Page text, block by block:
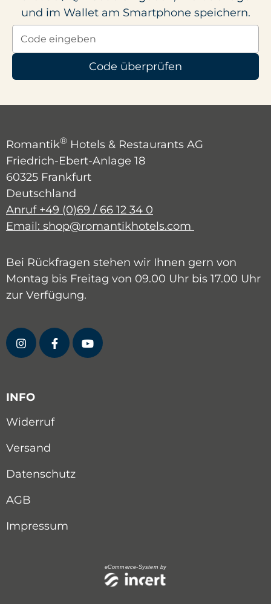
und im Wallet am Smartphone speichern.
Code überprüfen
Romantik® Hotels & Restaurants AG
Friedrich-Ebert-Anlage 18
60325 Frankfurt
Deutschland
Anruf +49 (0)69 / 66 12 34 0
Email: shop@romantikhotels.com
Bei Rückfragen stehen wir Ihnen gern von
Montag bis Freitag von 09.00 Uhr bis 17.00 Uhr
zur Verfügung.
INFO
Widerruf
Versand
Datenschutz
AGB
Impressum
eCommerce-System by